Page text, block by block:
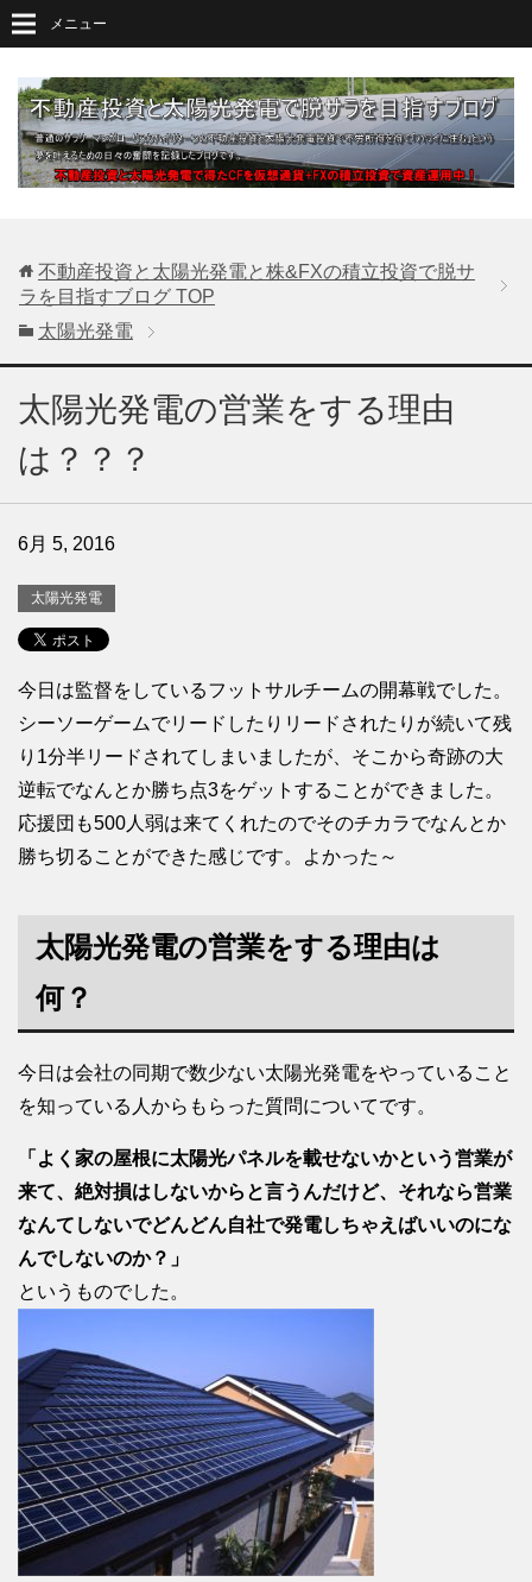
メニュー
不動産投資と太陽光発電と株&FXの積立投資で脱サ
ラを目指すブログ TOP
太陽光発電
太陽光発電の営業をする理由
は？？？
6月 5, 2016
太陽光発電
今日は監督をしているフットサルチームの開幕戦でした。
シーソーゲームでリードしたりリードされたりが続いて残
り1分半リードされてしまいましたが、そこから奇跡の大
逆転でなんとか勝ち点3をゲットすることができました。
応援団も500人弱は来てくれたのでそのチカラでなんとか
勝ち切ることができた感じです。よかった～
太陽光発電の営業をする理由は
何？
今日は会社の同期で数少ない太陽光発電をやっていること
を知っている人からもらった質問についてです。
「よく家の屋根に太陽光パネルを載せないかという営業が
来て、絶対損はしないからと言うんだけど、それなら営業
なんてしないでどんどん自社で発電しちゃえばいいのにな
んでしないのか？」
というものでした。